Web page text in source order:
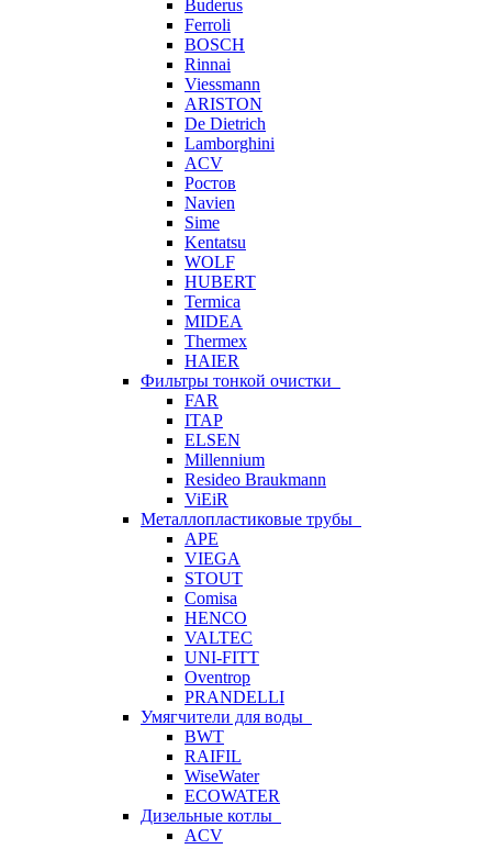
Buderus
Ferroli
BOSCH
Rinnai
Viessmann
ARISTON
De Dietrich
Lamborghini
ACV
Ростов
Navien
Sime
Kentatsu
WOLF
HUBERT
Termica
MIDEA
Thermex
HAIER
Фильтры тонкой очистки
FAR
ITAP
ELSEN
Millennium
Resideo Braukmann
ViEiR
Металлопластиковые трубы
APE
VIEGA
STOUT
Comisa
HENCO
VALTEC
UNI-FITT
Oventrop
PRANDELLI
Умягчители для воды
BWT
RAIFIL
WiseWater
ECOWATER
Дизельные котлы
ACV